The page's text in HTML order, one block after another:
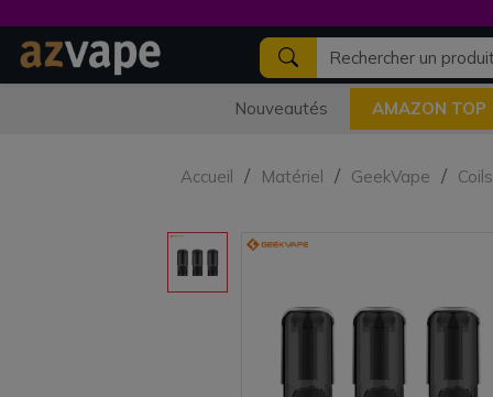
Nouveautés AMAZON TOP
Accueil Matériel GeekVape